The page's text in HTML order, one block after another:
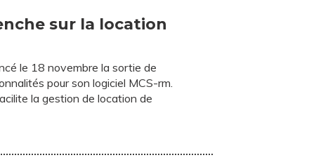
sur la location
le 18 novembre la sortie de
pour son logiciel MCS-rm.
la gestion de location de